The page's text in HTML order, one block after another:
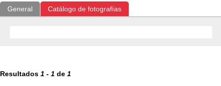
General Catálogo de fotografías
Resultados 1 - 1 de 1